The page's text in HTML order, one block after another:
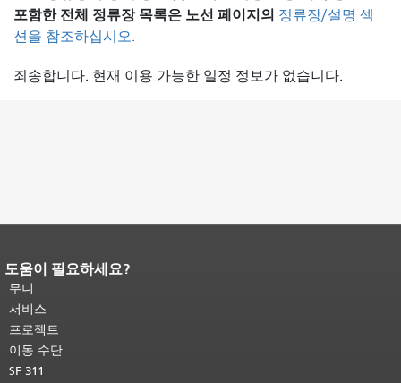
포함한 전체 정류장 목록은 노선 페이지의 정류장/설명 섹
션을 참조하십시오.
죄송합니다. 현재 이용 가능한 일정 정보가 없습니다.
페이지 내용 끝입니다.이 페이지의 나
머지 내용은 모든 페이지에 반복됩니
다.메인 콘텐츠 상단으로 돌아가려면
여기를 클릭하십시오
도움이 필요하세요?
무니
서비스
프로젝트
이동 수단
SF 311